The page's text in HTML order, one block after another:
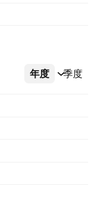
年度 季度
更多